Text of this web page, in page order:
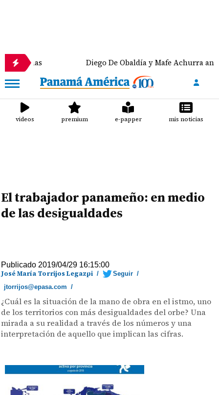
Diego De Obaldía y Mafe Achurra
videos premium e-papper mis noticias
El trabajador panameño: en medio
de las desigualdades
Publicado 2019/04/29 16:15:00
José María Torrijos Legazpi / Seguir /
jtorrijos@epasa.com /
¿Cuál es la situación de la mano de obra en el istmo, uno
de los territorios con más desigualdades del orbe? Una
mirada a su realidad a través de los números y una
interpretación de aquello que implican las cifras.